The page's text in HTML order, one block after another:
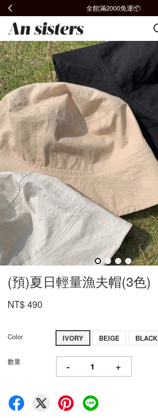
全館滿2000免運📦
(預)夏日輕量漁夫帽(3色)
NT$ 490
Color IVORY BEIGE BLACK
數量 - +